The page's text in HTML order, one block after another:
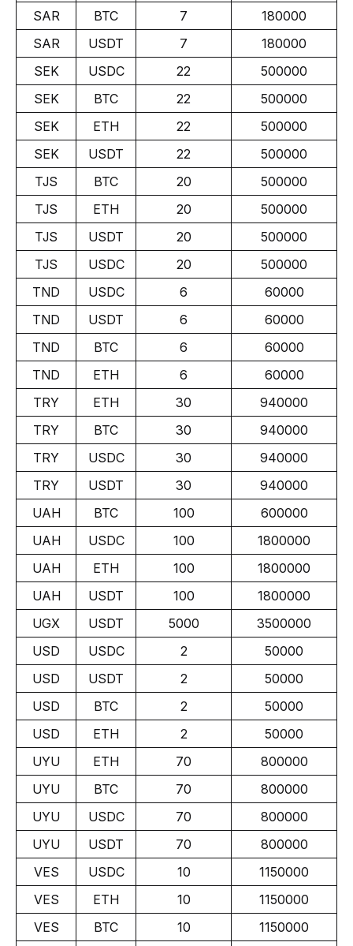
SAR BTC 7
180000
SAR
USDT 7
180000
SEK
USDC 22
500000
SEK
BTC 22
500000
SEK
ETH 22
500000
SEK
USDT 22
500000
TJS
BTC 20
500000
TJS
ETH 20
500000
TJS
USDT 20
500000
TJS
USDC 20
500000
TND
USDC 6
60000
TND
USDT 6
60000
TND
BTC 6
60000
TND
ETH 6
60000
TRY
ETH 30
940000
TRY
BTC 30
940000
TRY
USDC 30
940000
TRY
USDT 30
940000
UAH
BTC 100
600000
UAH
USDC 100
1800000
UAH
ETH 100
1800000
UAH
USDT 100
1800000
UGX
USDT 5000
3500000
USD
USDC 2
50000
USD
USDT 2
50000
USD
BTC 2
50000
USD
ETH 2
50000
UYU
ETH 70
800000
UYU
BTC 70
800000
UYU
USDC 70
800000
UYU
USDT 70
800000
VES
USDC 10
1150000
VES
ETH 10
1150000
VES
BTC 10
1150000